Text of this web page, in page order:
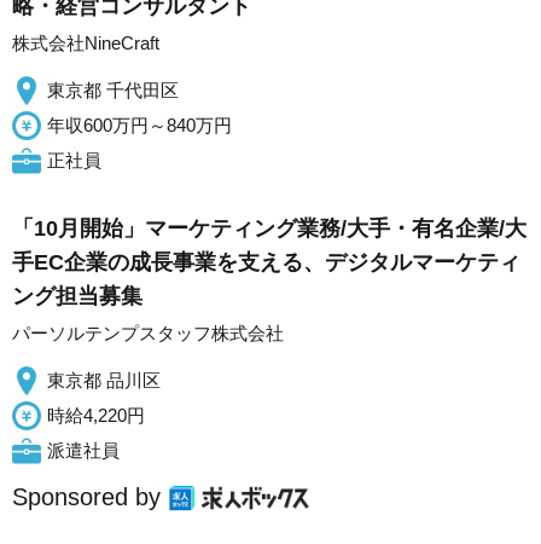
略・経営コンサルタント
株式会社NineCraft
東京都 千代田区
年収600万円～840万円
正社員
「10月開始」マーケティング業務/大手・有名企業/大
手EC企業の成長事業を支える、デジタルマーケティ
ング担当募集
パーソルテンプスタッフ株式会社
東京都 品川区
時給4,220円
派遣社員
Sponsored by